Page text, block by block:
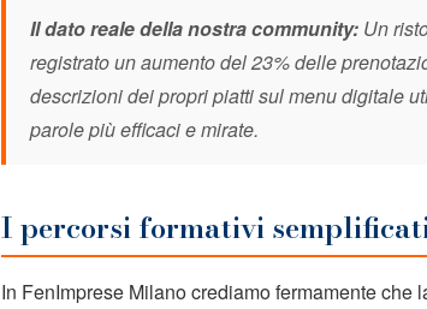
Il dato reale della nostra community: Un
registrato un aumento del 23% delle
descrizioni dei propri piatti sul menu digitale
parole più efficaci e mirate.
I percorsi formativi
In FenImprese Milano crediamo fermamente